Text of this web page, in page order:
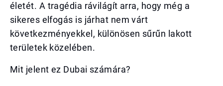
életét. A tragédia rávilágít arra, hogy még a
sikeres elfogás is járhat nem várt
következményekkel, különösen sűrűn lakott
területek közelében.
Mit jelent ez Dubai számára?